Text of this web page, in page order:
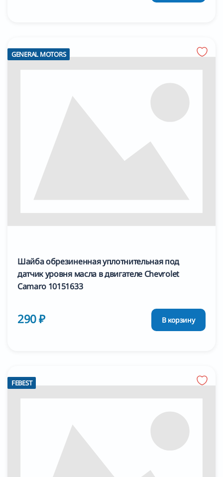
GENERAL MOTORS
Шайба обрезиненная уплотнительная под
датчик уровня масла в двигателе Chevrolet
Camaro 10151633
290 ₽ В корзину
FEBEST